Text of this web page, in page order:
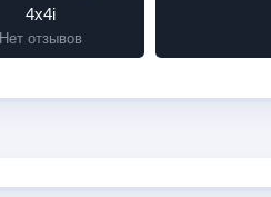
4x4i
Нет отзывов